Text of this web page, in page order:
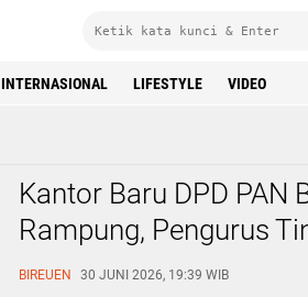
INTERNASIONAL LIFESTYLE VIDEO
Kantor Baru DPD PAN
Rampung, Pengurus
Pembangunan ‎
BIREUEN 30 JUNI 2026, 19:39 WIB